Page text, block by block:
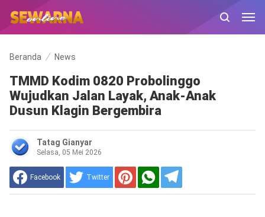
Beranda News
TMMD Kodim 0820 Probolinggo
Wujudkan Jalan Layak, Anak-Anak
Dusun Klagin Bergembira
Tatag Gianyar
Selasa, 05 Mei 2026
Facebook Twitter